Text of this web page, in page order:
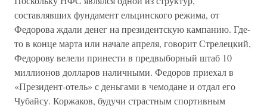
составлявших фундамент ельцинского режима, от
Федорова ждали денег на президентскую кампанию. Где-
то в конце марта или начале апреля, говорит Стрелецкий,
Федорову велели принести в предвыборный штаб 10
миллионов долларов наличными. Федоров приехал в
«Президент-отель» с деньгами в чемодане и отдал его
Чубайсу. Коржаков, будучи страстным спортивным